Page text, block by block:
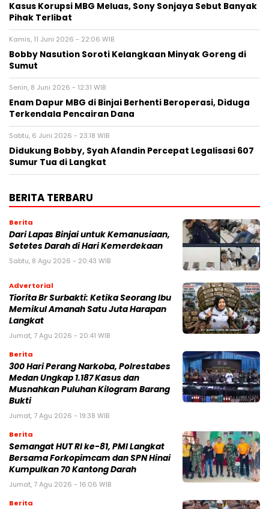
Kasus Korupsi MBG Meluas, Sony Sonjaya Sebut Banyak
Pihak Terlibat
Kamis, 11 Juni 2026 - 22:06 WIB
Bobby Nasution Soroti Kelangkaan Minyak Goreng di
Sumut
Senin, 8 Juni 2026 - 12:31 WIB
Enam Dapur MBG di Binjai Berhenti Beroperasi, Diduga
Terkendala Pencairan Dana
Sabtu, 6 Juni 2026 - 23:18 WIB
Didukung Bobby, Syah Afandin Percepat Legalisasi 607
Sumur Tua di Langkat
BERITA TERBARU
Berita
Dari Lapas Binjai untuk Kemanusiaan,
Setetes Darah di Hari Kemerdekaan
Sabtu, 8 Agu 2026 - 20:43 WIB
Advertorial
Tiorita Br Surbakti: Ketika Seorang Ibu
Memikul Amanah Satu Juta Harapan
Langkat
Jumat, 7 Agu 2026 - 20:41 WIB
Berita
300 Hari Perang Narkoba, Polrestabes
Medan Ungkap 1.187 Kasus dan
Musnahkan Puluhan Kilogram Barang
Bukti
Jumat, 7 Agu 2026 - 19:38 WIB
Berita
Semangat HUT RI ke-81, PMI Langkat
Bersama Forkopimcam dan SPN Hinai
Kumpulkan 70 Kantong Darah
Jumat, 7 Agu 2026 - 16:06 WIB
Berita